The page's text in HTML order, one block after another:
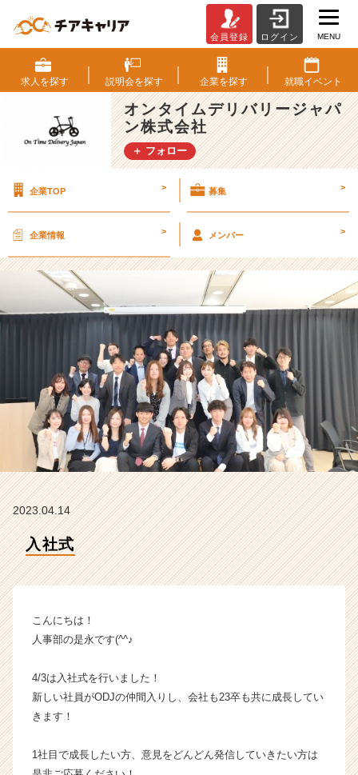
社
式
【オ
ン
タ
イ
ム
バ
ジ
ン
式
会
社
の
タ
イ
ム
ラ
か
ら
会員登録 ログイン MENU
求人を探す 説明会を探す 企業を探す 就職イベント
オンタイムデリバリージャパ
ン株式会社
＋ フォロー
企業TOP > 募集 >
企業情報 > メンバー >
2023.04.14
入社式
こんにちは！
人事部の是永です(^^♪
4/3は入社式を行いました！
新しい社員がODJの仲間入りし、会社も23卒も共に成長してい
きます！
1社目で成長したい方、意見をどんどん発信していきたい方は